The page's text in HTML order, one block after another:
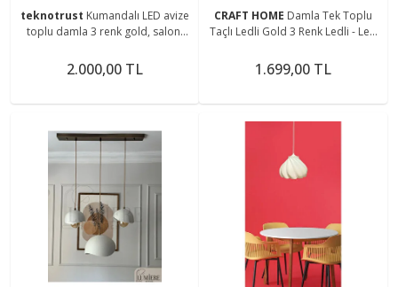
teknotrust Kumandalı LED avize
toplu damla 3 renk gold, salon,
2.000,00 TL
CRAFT HOME Damla Tek Toplu
Taçlı Ledli Gold 3 Renk Ledli - Led
1.699,00 TL